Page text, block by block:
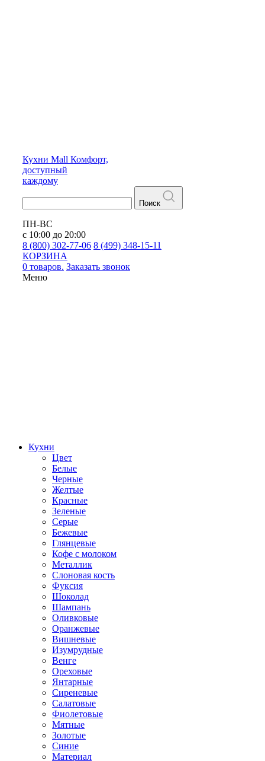
Кухни Mall Комфорт,
доступный
каждому
Поиск
ПН-ВС
с 10:00 до 20:00
8 (800) 302-77-06 8 (499) 348-15-11
КОРЗИНА
0 товаров. Заказать звонок
Меню
Кухни
Цвет
Белые
Черные
Желтые
Красные
Зеленые
Серые
Бежевые
Глянцевые
Кофе с молоком
Металлик
Слоновая кость
Фуксия
Шоколад
Шампань
Оливковые
Оранжевые
Вишневые
Изумрудные
Венге
Ореховые
Янтарные
Сиреневые
Салатовые
Фиолетовые
Мятные
Золотые
Синие
Материал